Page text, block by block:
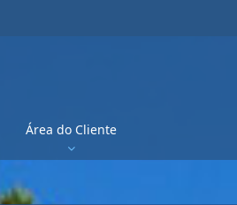
Área do Cliente